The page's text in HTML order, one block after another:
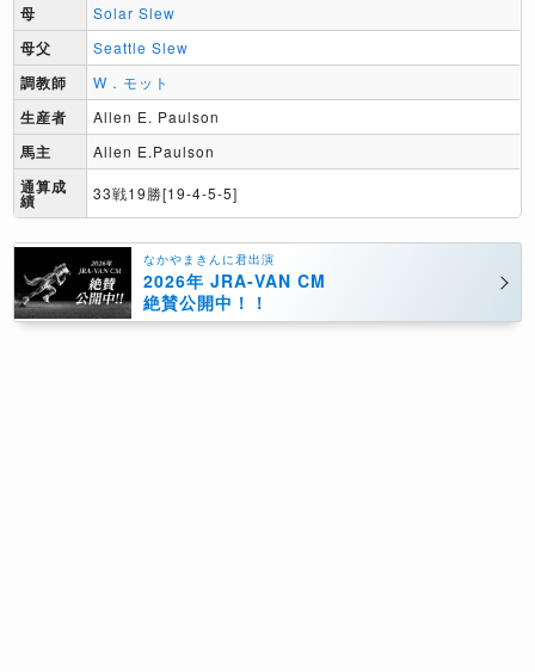
母 Solar Slew
母父 Seattle Slew
調教師 W．モット
生産者 Allen E. Paulson
馬主 Allen E.Paulson
通算成
績 33戦19勝[19-4-5-5]
なかやまきんに君出演
2026年 JRA-VAN CM
絶賛公開中！！